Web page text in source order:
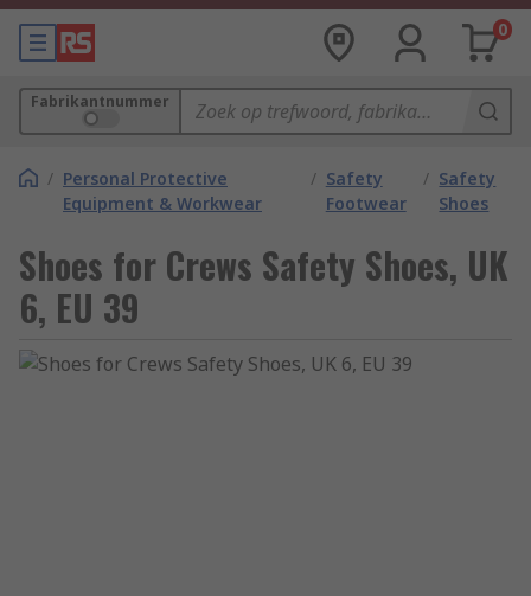
0
Fabrikantnummer
/ Personal Protective
Equipment & Workwear
/ Safety
Footwear
/ Safety
Shoes
Shoes for Crews Safety Shoes, UK
6, EU 39